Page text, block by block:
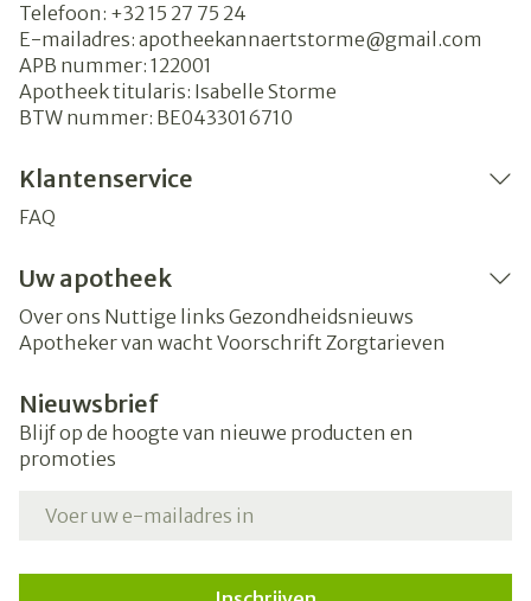
Telefoon: +32 15 27 75 24
E-mailadres: apotheekannaertstorme@gmail.com
APB nummer: 122001
Apotheek titularis: Isabelle Storme
BTW nummer: BE0433016710
Klantenservice
FAQ
Uw apotheek
Over ons Nuttige links Gezondheidsnieuws
Apotheker van wacht Voorschrift Zorgtarieven
Nieuwsbrief
Blijf op de hoogte van nieuwe producten en
promoties